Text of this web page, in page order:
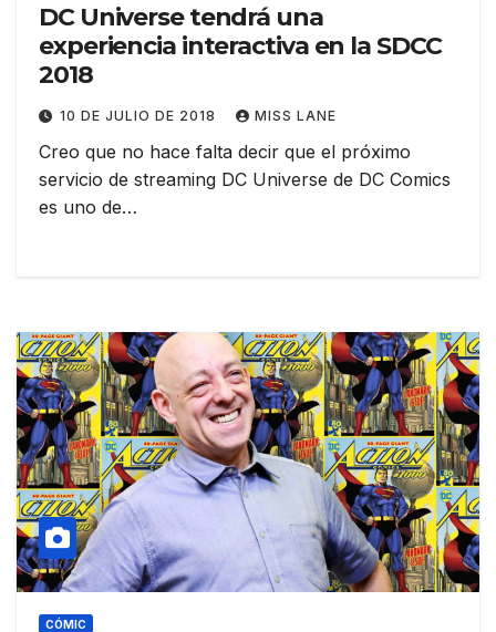
DC Universe tendrá una
experiencia interactiva en la SDCC
2018
10 DE JULIO DE 2018 MISS LANE
Creo que no hace falta decir que el próximo
servicio de streaming DC Universe de DC Comics
es uno de…
CÓMIC